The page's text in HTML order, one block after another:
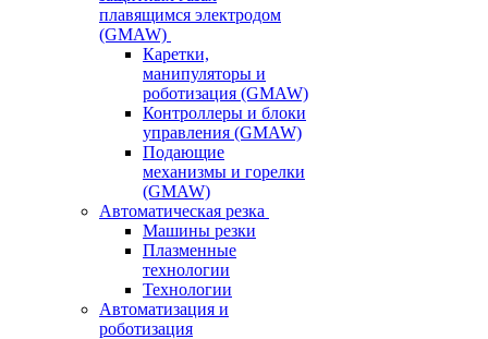
плавящимся электродом
(GMAW)
Каретки,
манипуляторы и
роботизация (GMAW)
Контроллеры и блоки
управления (GMAW)
Подающие
механизмы и горелки
(GMAW)
Автоматическая резка
Машины резки
Плазменные
технологии
Технологии
Автоматизация и
роботизация